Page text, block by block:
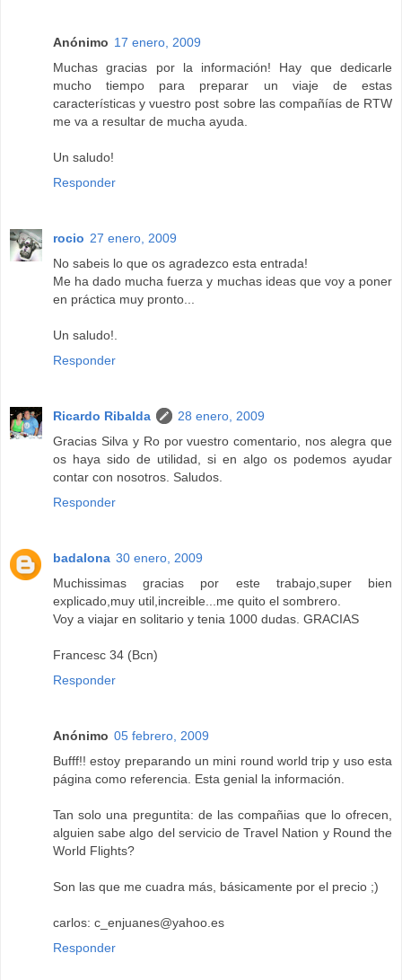
Anónimo 17 enero, 2009
Muchas gracias por la información! Hay que dedicarle
mucho tiempo para preparar un viaje de estas
características y vuestro post sobre las compañías de RTW
me va a resultar de mucha ayuda.
Un saludo!
Responder
rocio 27 enero, 2009
No sabeis lo que os agradezco esta entrada!
Me ha dado mucha fuerza y muchas ideas que voy a poner
en práctica muy pronto...
Un saludo!.
Responder
Ricardo Ribalda
28 enero, 2009
Gracias Silva y Ro por vuestro comentario, nos alegra que
os haya sido de utilidad, si en algo os podemos ayudar
contar con nosotros. Saludos.
Responder
badalona 30 enero, 2009
Muchissimas gracias por este trabajo,super bien
explicado,muy util,increible...me quito el sombrero.
Voy a viajar en solitario y tenia 1000 dudas. GRACIAS
Francesc 34 (Bcn)
Responder
Anónimo 05 febrero, 2009
Bufff!! estoy preparando un mini round world trip y uso esta
página como referencia. Esta genial la información.
Tan solo una preguntita: de las compañias que lo ofrecen,
alguien sabe algo del servicio de Travel Nation y Round the
World Flights?
Son las que me cuadra más, básicamente por el precio ;)
carlos: c_enjuanes@yahoo.es
Responder